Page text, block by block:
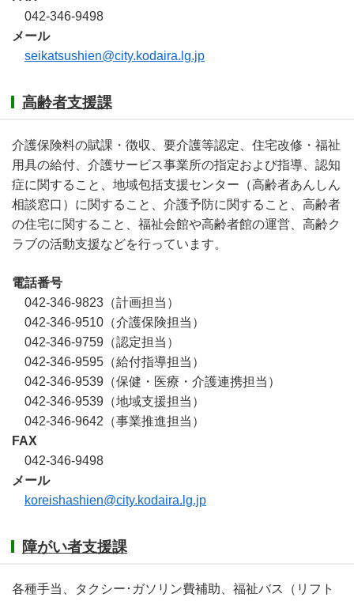
042-346-9498
メール
seikatsushien@city.kodaira.lg.jp
高齢者支援課
介護保険料の賦課・徴収、要介護等認定、住宅改修・福祉
用具の給付、介護サービス事業所の指定および指導、認知
症に関すること、地域包括支援センター（高齢者あんしん
相談窓口）に関すること、介護予防に関すること、高齢者
の住宅に関すること、福祉会館や高齢者館の運営、高齢ク
ラブの活動支援などを行っています。
電話番号
042-346-9823（計画担当）
042-346-9510（介護保険担当）
042-346-9759（認定担当）
042-346-9595（給付指導担当）
042-346-9539（保健・医療・介護連携担当）
042-346-9539（地域支援担当）
042-346-9642（事業推進担当）
FAX
042-346-9498
メール
koreishashien@city.kodaira.lg.jp
障がい者支援課
各種手当、タクシー･ガソリン費補助、福祉バス（リフト